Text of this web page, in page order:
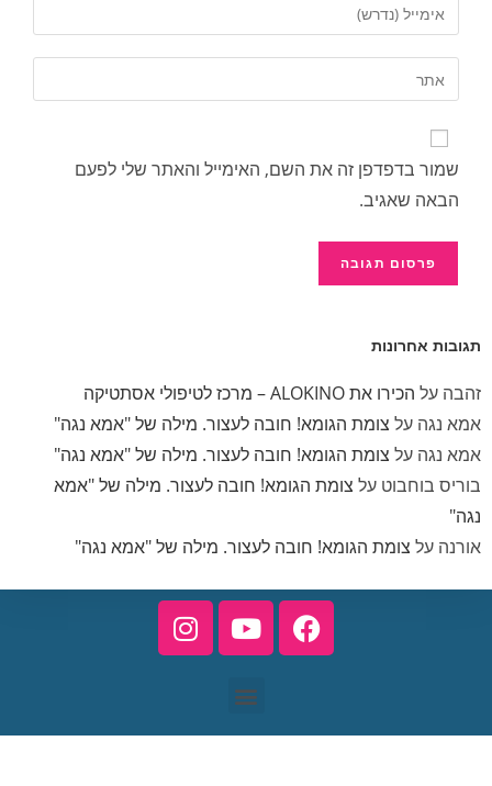
שמור בדפדפן זה את השם, האימייל והאתר שלי לפעם
הבאה שאגיב.
תגובות אחרונות
זהבהעלהכירו את ALOKINO – מרכז לטיפולי אסתטיקה
אמא נגהעלצומת הגומא! חובה לעצור. מילה של "אמא נגה"
אמא נגהעלצומת הגומא! חובה לעצור. מילה של "אמא נגה"
בוריס בוחבוטעלצומת הגומא! חובה לעצור. מילה של "אמא
נגה"
אורנהעלצומת הגומא! חובה לעצור. מילה של "אמא נגה"